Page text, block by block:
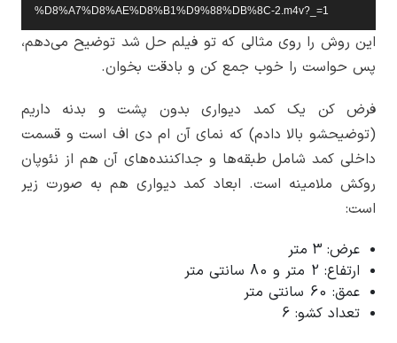
%D8%A7%D8%AE%D8%B1%D9%88%DB%8C-2.m4v?_=1
این روش را روی مثالی که تو فیلم حل شد توضیح می‌دهم،
پس حواست را خوب جمع کن و بادقت بخوان.
فرض کن یک کمد دیواری بدون پشت و بدنه داریم
(توضیحشو بالا دادم) که نمای آن ام دی اف است و قسمت
داخلی کمد شامل طبقه‌ها و جداکننده‌های آن هم از نئوپان
روکش ملامینه است. ابعاد کمد دیواری هم به صورت زیر
است:
عرض: 3 متر
ارتفاع: 2 متر و 80 سانتی متر
عمق: 60 سانتی متر
تعداد کشو: 6